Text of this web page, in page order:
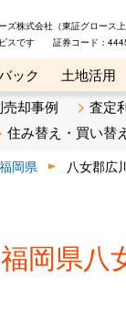
ズ株式会社（東証グロース上
ビスです 証券コード：
ック 土地活用
イン講座 リビ
却事例 査定
住み替え・買い替え
福岡県 八女郡広
福岡県八